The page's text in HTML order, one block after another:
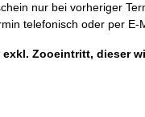
nur bei vorheriger
telefonisch oder per E-
Zooeintritt, dieser